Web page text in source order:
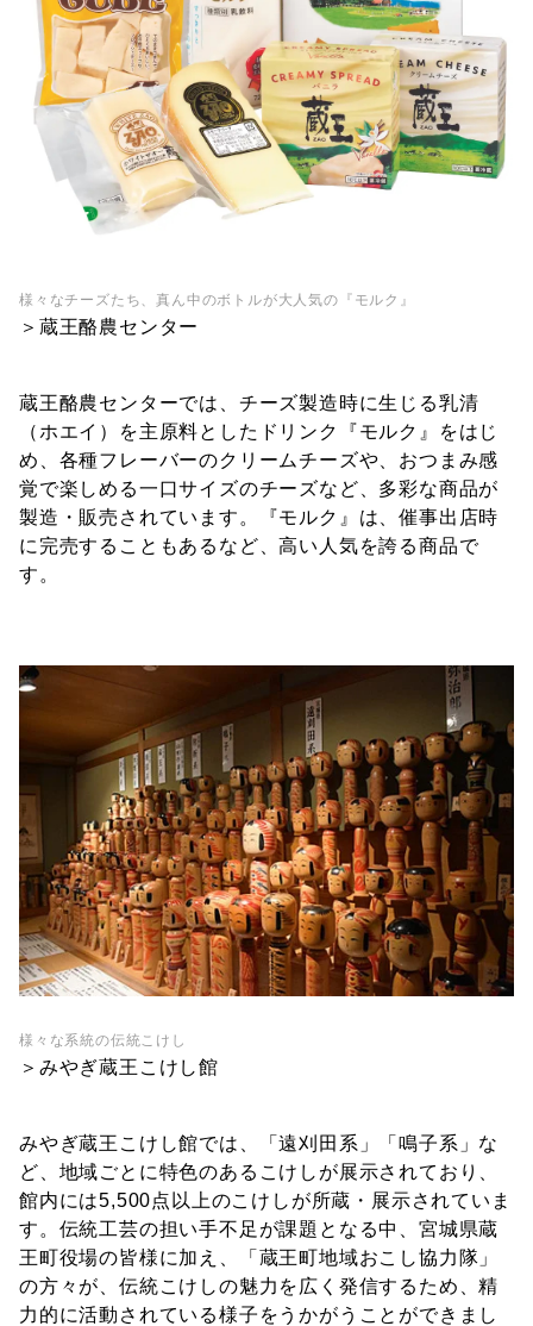
様々なチーズたち、真ん中のボトルが大人気の『モルク』
＞蔵王酪農センター
蔵王酪農センターでは、チーズ製造時に生じる乳清
（ホエイ）を主原料としたドリンク『モルク』をはじ
め、各種フレーバーのクリームチーズや、おつまみ感
覚で楽しめる一口サイズのチーズなど、多彩な商品が
製造・販売されています。『モルク』は、催事出店時
に完売することもあるなど、高い人気を誇る商品で
す。
様々な系統の伝統こけし
＞みやぎ蔵王こけし館
みやぎ蔵王こけし館では、「遠刈田系」「鳴子系」な
ど、地域ごとに特色のあるこけしが展示されており、
館内には5,500点以上のこけしが所蔵・展示されていま
す。伝統工芸の担い手不足が課題となる中、宮城県蔵
王町役場の皆様に加え、「蔵王町地域おこし協力隊」
の方々が、伝統こけしの魅力を広く発信するため、精
力的に活動されている様子をうかがうことができまし